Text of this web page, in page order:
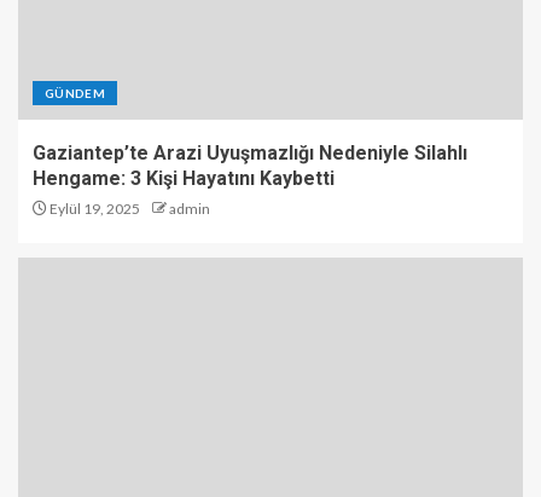
GÜNDEM
Gaziantep’te Arazi Uyuşmazlığı Nedeniyle Silahlı
Hengame: 3 Kişi Hayatını Kaybetti
Eylül 19, 2025 admin